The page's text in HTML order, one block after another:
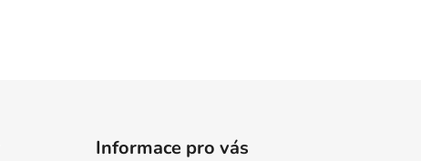
Informace pro vás